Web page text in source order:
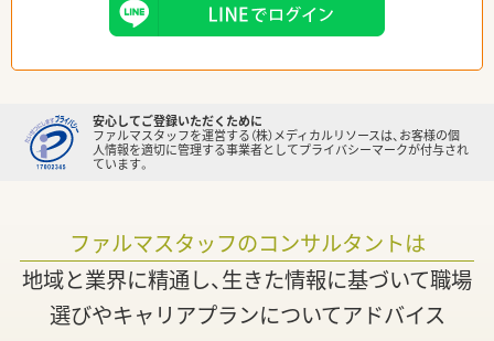
安心してご登録いただくために
ファルマスタッフを運営する（株）メディカルリソースは、お客様の個
人情報を適切に管理する事業者としてプライバシーマークが付与され
ています。
ファルマスタッフのコンサルタントは
地域と業界に精通し、生きた情報に基づいて職場
選びやキャリアプランについてアドバイス